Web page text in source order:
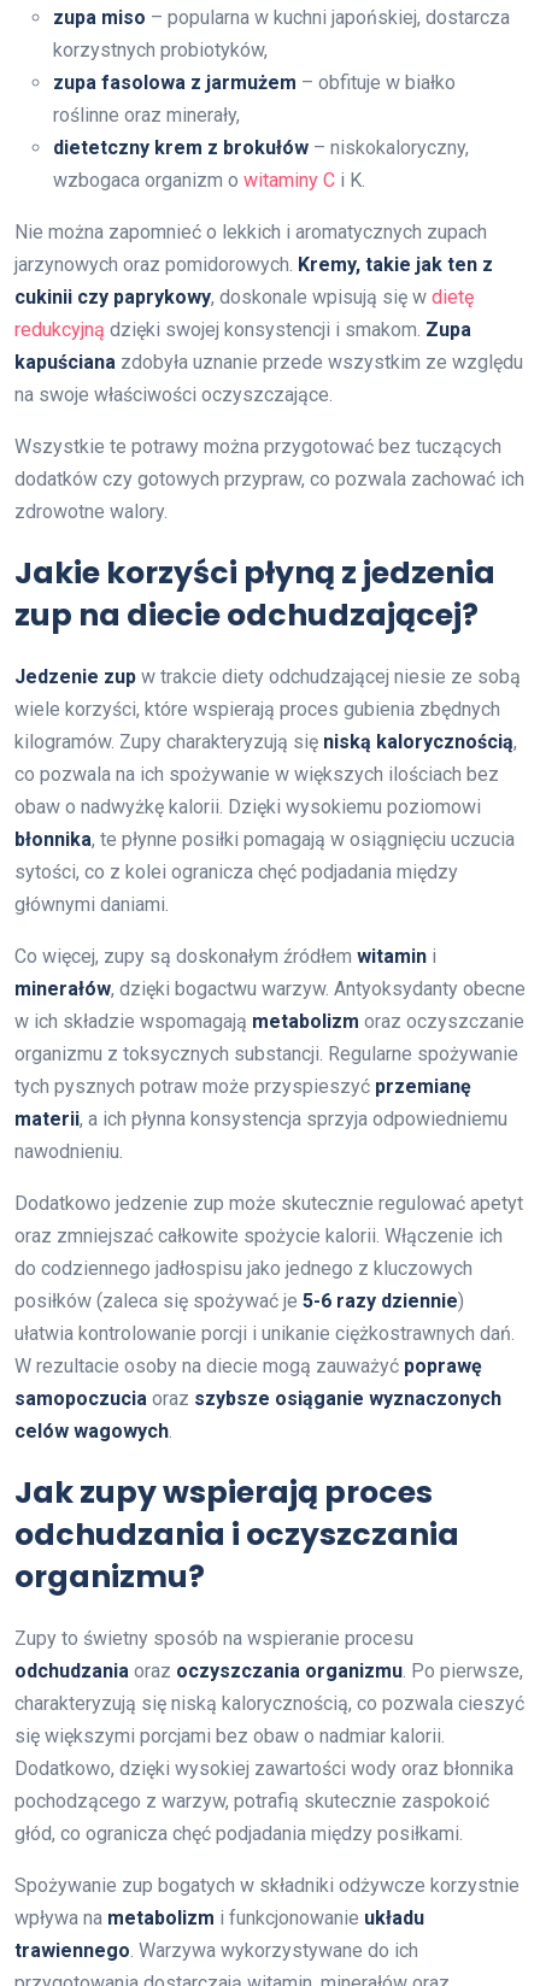
zupa miso – popularna w kuchni japońskiej, dostarcza
korzystnych probiotyków,
zupa fasolowa z jarmużem – obfituje w białko
roślinne oraz minerały,
dietetczny krem z brokułów – niskokaloryczny,
wzbogaca organizm o witaminy C i K.
Nie można zapomnieć o lekkich i aromatycznych zupach
jarzynowych oraz pomidorowych. Kremy, takie jak ten z
cukinii czy paprykowy, doskonale wpisują się w dietę
redukcyjną dzięki swojej konsystencji i smakom. Zupa
kapuściana zdobyła uznanie przede wszystkim ze względu
na swoje właściwości oczyszczające.
Wszystkie te potrawy można przygotować bez tuczących
dodatków czy gotowych przypraw, co pozwala zachować ich
zdrowotne walory.
Jakie korzyści płyną z jedzenia
zup na diecie odchudzającej?
Jedzenie zup w trakcie diety odchudzającej niesie ze sobą
wiele korzyści, które wspierają proces gubienia zbędnych
kilogramów. Zupy charakteryzują się niską kalorycznością,
co pozwala na ich spożywanie w większych ilościach bez
obaw o nadwyżkę kalorii. Dzięki wysokiemu poziomowi
błonnika, te płynne posiłki pomagają w osiągnięciu uczucia
sytości, co z kolei ogranicza chęć podjadania między
głównymi daniami.
Co więcej, zupy są doskonałym źródłem witamin i
minerałów, dzięki bogactwu warzyw. Antyoksydanty obecne
w ich składzie wspomagają metabolizm oraz oczyszczanie
organizmu z toksycznych substancji. Regularne spożywanie
tych pysznych potraw może przyspieszyć przemianę
materii, a ich płynna konsystencja sprzyja odpowiedniemu
nawodnieniu.
Dodatkowo jedzenie zup może skutecznie regulować apetyt
oraz zmniejszać całkowite spożycie kalorii. Włączenie ich
do codziennego jadłospisu jako jednego z kluczowych
posiłków (zaleca się spożywać je 5-6 razy dziennie)
ułatwia kontrolowanie porcji i unikanie ciężkostrawnych dań.
W rezultacie osoby na diecie mogą zauważyć poprawę
samopoczucia oraz szybsze osiąganie wyznaczonych
celów wagowych
Jak zupy wspierają proces
odchudzania i oczyszczania
organizmu?
Zupy to świetny sposób na wspieranie procesu
odchudzania oraz oczyszczania organizmu . Po pierwsze,
charakteryzują się niską kalorycznością, co pozwala cieszyć
się większymi porcjami bez obaw o nadmiar kalorii.
Dodatkowo, dzięki wysokiej zawartości wody oraz błonnika
pochodzącego z warzyw, potrafią skutecznie zaspokoić
głód, co ogranicza chęć podjadania między posiłkami.
Spożywanie zup bogatych w składniki odżywcze korzystnie
wpływa na metabolizm i funkcjonowanie układu
trawiennego . Warzywa wykorzystywane do ich